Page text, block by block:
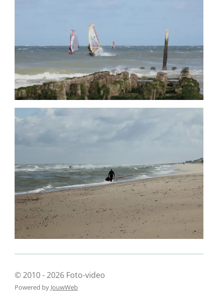
© 2010 - 2026 Foto-video
Powered by JouwWeb